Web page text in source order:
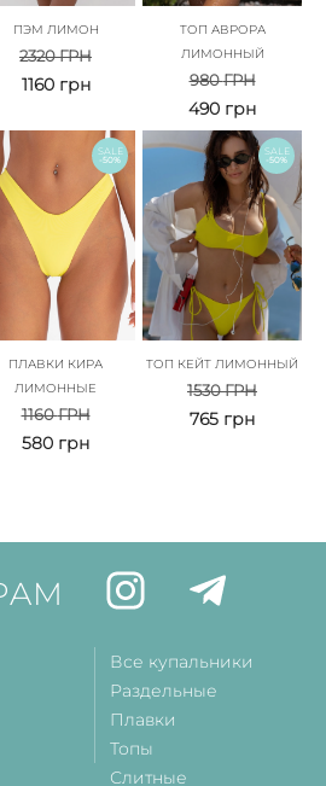
ПЭМ ЛИМОН
2320ГРН
1160 грн
ТОП АВРОРА
ЛИМОННЫЙ
980ГРН
490 грн
SALE
-50%
ПЛАВКИ КИРА
ЛИМОННЫЕ
1160ГРН
580 грн
SALE
-50%
ТОП КЕЙТ ЛИМОННЫЙ
1530ГРН
765 грн
Все купальники
Раздельные
Плавки
Топы
Слитные